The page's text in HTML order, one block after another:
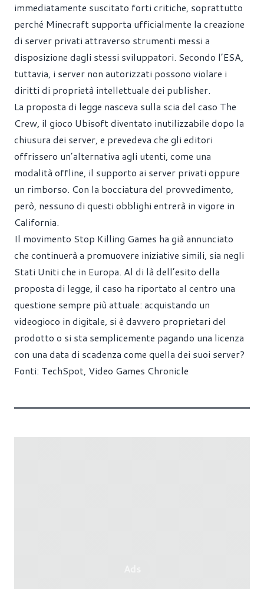
immediatamente suscitato forti critiche, soprattutto
perché Minecraft supporta ufficialmente la creazione
di server privati attraverso strumenti messi a
disposizione dagli stessi sviluppatori. Secondo l’ESA,
tuttavia, i server non autorizzati possono violare i
diritti di proprietà intellettuale dei publisher.
La proposta di legge nasceva sulla scia del caso The
Crew, il gioco Ubisoft diventato inutilizzabile dopo la
chiusura dei server, e prevedeva che gli editori
offrissero un’alternativa agli utenti, come una
modalità offline, il supporto ai server privati oppure
un rimborso. Con la bocciatura del provvedimento,
però, nessuno di questi obblighi entrerà in vigore in
California.
Il movimento Stop Killing Games ha già annunciato
che continuerà a promuovere iniziative simili, sia negli
Stati Uniti che in Europa. Al di là dell’esito della
proposta di legge, il caso ha riportato al centro una
questione sempre più attuale: acquistando un
videogioco in digitale, si è davvero proprietari del
prodotto o si sta semplicemente pagando una licenza
con una data di scadenza come quella dei suoi server?
Fonti: TechSpot, Video Games Chronicle